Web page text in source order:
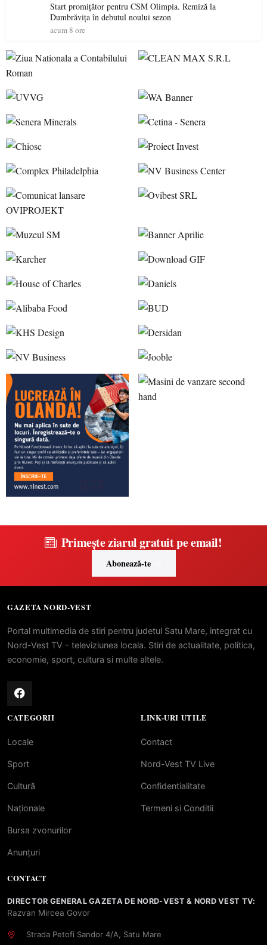
Start promițător pentru CSM Olimpia. Remiză la
Dumbrăvița în debutul noului sezon
acum 8 ore
Primește ziarul gratuit pe email!
Abonează-te
GAZETA NORD-VEST
Portal multimedia de stiri pentru judetul Satu Mare, integrat cu
Nord-Vest TV - televiziunea locala. Stiri de actualitate, politica,
economie, sport, cultura si multe altele.
CATEGORII
Locale
Sport
Cultură
Naționale
Bursa zvonurilor
Anunțuri
LINK-URI UTILE
Contact
Nord-Vest TV Live
Confidentialitate
Termeni si Conditii
CONTACT
DIRECTOR GENERAL GAZETA DE NORD-VEST & NORD VEST TV:
Razvan Mircea Govor
Strada Petofi Sandor 4/A, Satu Mare